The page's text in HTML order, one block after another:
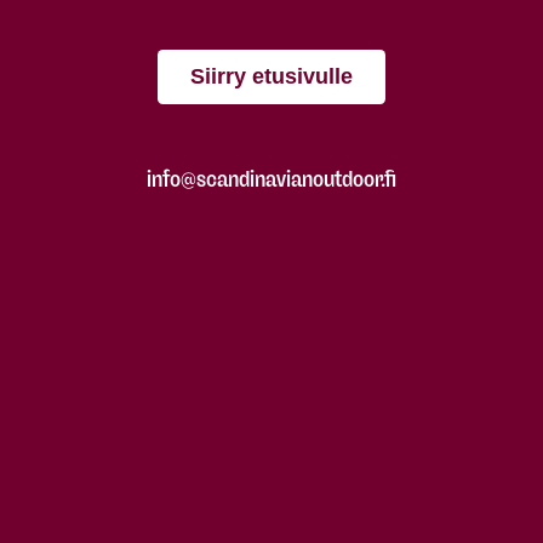
Siirry etusivulle
info@scandinavianoutdoor.fi